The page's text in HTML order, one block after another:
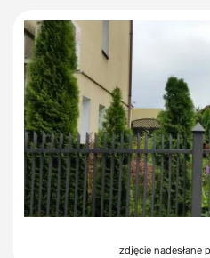
zdjęcie nadesłane